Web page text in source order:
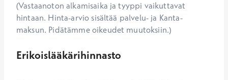
(Vastaanoton alkamisaika ja tyyppi vaikuttavat
hintaan. Hinta-arvio sisältää palvelu- ja Kanta-
maksun. Pidätämme oikeudet muutoksiin.)
Erikoislääkärihinnasto